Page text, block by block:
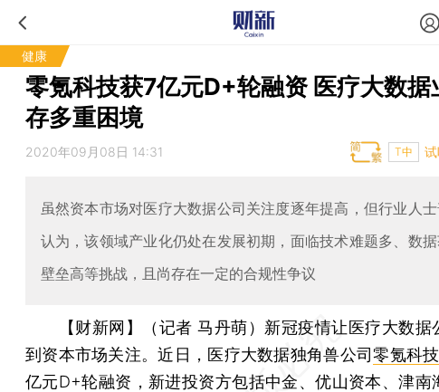
健康
零氪科技获7亿元D+轮融资 医疗大数据
存多重困境
2020年09月08日 14:31 T中
虽然资本市场对医疗大数据公司关注度逐年提高，但行业人士
认为，该领域产业化仍处在发展初期，面临技术难题多、数据
壁垒高等挑战，且尚存在一定的合规性争议
【财新网】（记者 马丹萌） 新冠疫情让医疗大数据
到资本市场关注。近日，医疗大数据独角兽公司零氪科技
亿元D+轮融资，新进投资方包括中金、优山资本、津南